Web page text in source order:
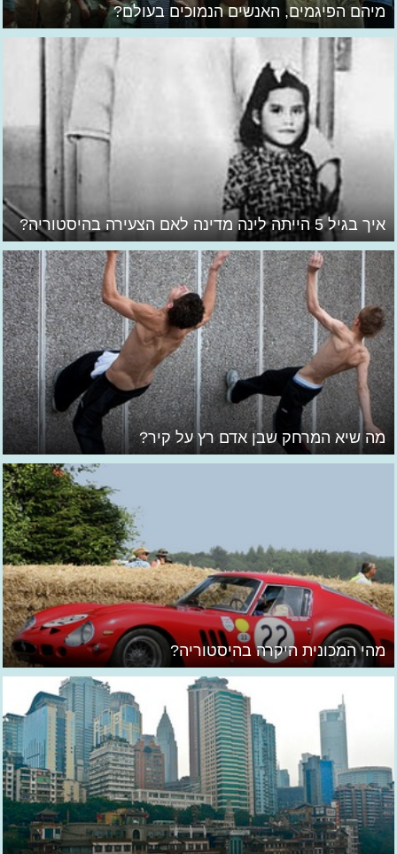
מיהם הפיגמים, האנשים הנמוכים בעולם?
איך בגיל 5 הייתה לינה מדינה לאם הצעירה בהיסטוריה?
מה שיא המרחק שבן אדם רץ על קיר?
מהי המכונית היקרה בהיסטוריה?